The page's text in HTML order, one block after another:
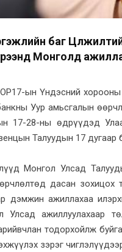
баг
Монголд
ын Үндэсний
Уур амьсгалын
17-28-ны өдрүүдэд
Талуудын 17 дугаар
Монгол Улсад
дасан зохицох
дэмжин ажиллахаа
Улсад ажиллуулахаар
тодорхойлж
зэрэг